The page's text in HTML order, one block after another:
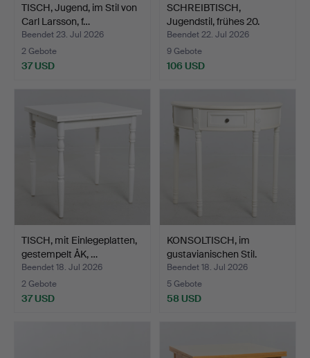
TISCH, Jugend, im Stil von
Carl Larsson, f…
Beendet 23. Jul 2026
2 Gebote
37 USD
SCHREIBTISCH,
Jugendstil, frühes 20.
Jahrh…
Beendet 22. Jul 2026
9 Gebote
106 USD
TISCH, mit Einlegeplatten,
gestempelt ÅK, …
Beendet 18. Jul 2026
2 Gebote
37 USD
KONSOLTISCH, im
gustavianischen Stil.
Beendet 18. Jul 2026
5 Gebote
58 USD